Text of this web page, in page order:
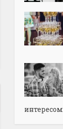
интересом